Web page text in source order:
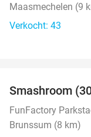
Maasmechelen (9
Verkocht: 43
Smashroom
FunFactory
Brunssum (8 km)